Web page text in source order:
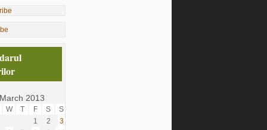
March 2013
W T F S
S
1
2
3